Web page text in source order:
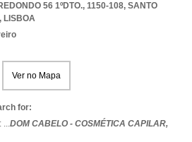
56 1ºDTO., 1150-108, SANTO
, LISBOA
Ver no Mapa
for:
...DOM CABELO - COSMÉTICA CAPILAR,